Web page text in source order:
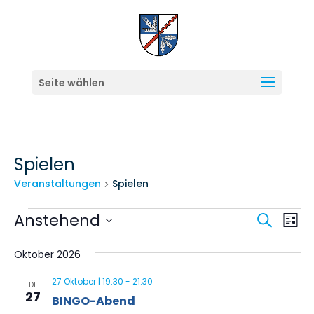
Seite wählen
Spielen
Veranstaltungen Spielen
Veranstaltungen SucheListe
Anstehend
Oktober 2026
DI.
27 BINGO-Abend
27 Oktober | 19:30 - 21:30